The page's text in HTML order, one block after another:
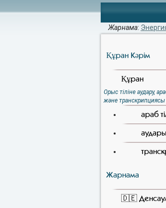
Жарнама:
Құран Кәрiм
Құран
Орыс тіліне аудару,
және транскрипциясы
араб
Жарнама
🇩🇪